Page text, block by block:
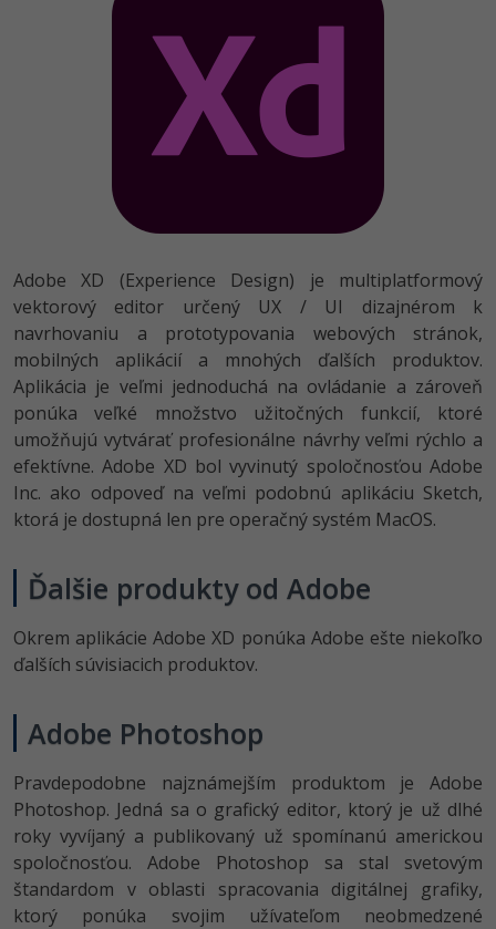
Adobe XD (Experience Design) je multiplatformový
vektorový editor určený UX / UI dizajnérom k
navrhovaniu a prototypovania webových stránok,
mobilných aplikácií a mnohých ďalších produktov.
Aplikácia je veľmi jednoduchá na ovládanie a zároveň
ponúka veľké množstvo užitočných funkcií, ktoré
umožňujú vytvárať profesionálne návrhy veľmi rýchlo a
efektívne. Adobe XD bol vyvinutý spoločnosťou Adobe
Inc. ako odpoveď na veľmi podobnú aplikáciu Sketch,
ktorá je dostupná len pre operačný systém MacOS.
Ďalšie produkty od Adobe
Okrem aplikácie Adobe XD ponúka Adobe ešte niekoľko
ďalších súvisiacich produktov.
Adobe Photoshop
Pravdepodobne najznámejším produktom je Adobe
Photoshop. Jedná sa o grafický editor, ktorý je už dlhé
roky vyvíjaný a publikovaný už spomínanú americkou
spoločnosťou. Adobe Photoshop sa stal svetovým
štandardom v oblasti spracovania digitálnej grafiky,
ktorý ponúka svojim užívateľom neobmedzené